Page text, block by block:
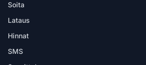
Soita
Lataus
Hinnat
SMS